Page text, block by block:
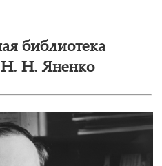
библиотека
Н. Н. Яненко